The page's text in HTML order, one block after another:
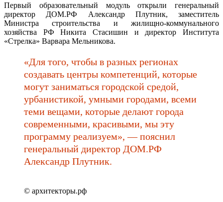
Первый образовательный модуль открыли генеральный
директор ДОМ.РФ Александр Плутник, заместитель
Министра строительства и жилищно-коммунального
хозяйства РФ Никита Стасишин и директор Института
«Стрелка» Варвара Мельникова.
«Для того, чтобы в разных регионах
создавать центры компетенций, которые
могут заниматься городской средой,
урбанистикой, умными городами, всеми
теми вещами, которые делают города
современными, красивыми, мы эту
программу реализуем», — пояснил
генеральный директор ДОМ.РФ
Александр Плутник.
© архитекторы.рф